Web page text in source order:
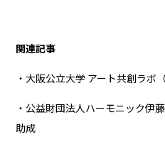
関連記事
・大阪公立大学 アート共創ラボ
・公益財団法人ハーモニック
助成